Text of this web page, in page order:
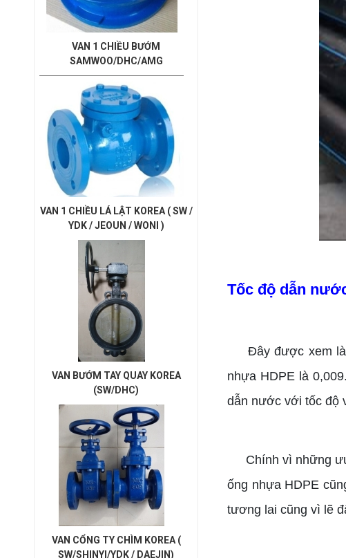
VAN 1 CHIỀU BƯỚM
SAMWOO/DHC/AMG
VAN 1 CHIỀU LÁ LẬT KOREA ( SW /
YDK / JEOUN / WONI )
VAN BƯỚM TAY QUAY KOREA
(SW/DHC)
VAN CỔNG TY CHÌM KOREA (
SW/SHINYI/YDK / DAEJIN)
Tốc độ dẫn
Đây được xem
nhựa HDPE là
dẫn nước với tốc độ
Chính vì những
ống nhựa HDPE
tương lai cũng vì lẽ